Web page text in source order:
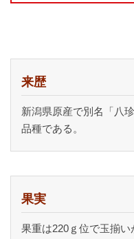
来歴
新潟県原産で別名「八
品種である。
果実
果重は220ｇ位で玉揃